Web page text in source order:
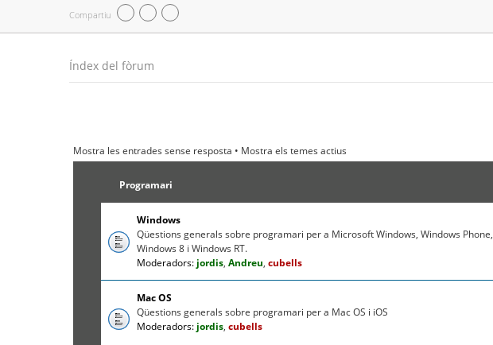
Compartiu
Índex del fòrum
Mostra les entrades sense resposta • Mostra els temes actius
Programari
Windows
Qüestions generals sobre programari per a Microsoft Windows, Windows Phone,
Windows 8 i Windows RT.
Moderadors: jordis, Andreu, cubells
Mac OS
Qüestions generals sobre programari per a Mac OS i iOS
Moderadors: jordis, cubells